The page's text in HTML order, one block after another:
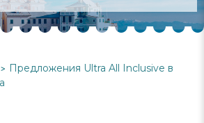
>
Предложения Ultra All Inclusive в